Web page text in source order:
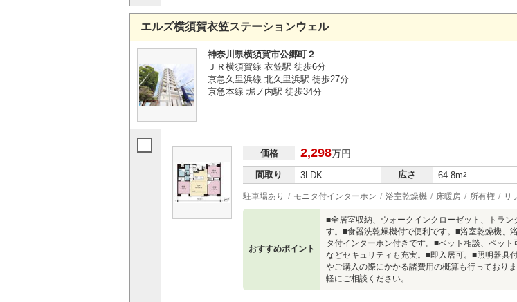
エルズ横須賀衣笠ステーションウェル
神奈川県横須賀市公郷町２
ＪＲ横須賀線 衣笠駅 徒歩6分
京急久里浜線 北久里浜駅 徒歩27分
京急本線 堀ノ内駅 徒歩34分
価格 2,298万円
間取り 3LDK 広さ 64.8m2
駐車場あり モニタ付インターホン 浴室乾燥機 床暖房 所有権 リ
おすすめポイント
■全居室収納、ウォークインクローゼット、トラ
す。■食器洗乾燥機付で便利です。■浴室乾燥機、
タ付インターホン付きです。■ペット相談、ペッ
などセキュリティも充実。■即入居可。■照明器具
やご購入の際にかかる諸費用の概算も行っており
軽にご相談ください。